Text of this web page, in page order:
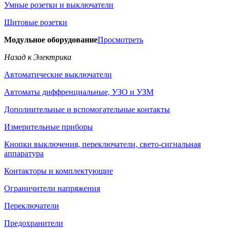
Умные розетки и выключатели
Щитовые розетки
Модульное оборудованиеПросмотреть
Назад к Электрика
Автоматические выключатели
Автоматы диффренциальные, УЗО и УЗМ
Дополнительные и вспомогательные контакты
Измерительные приборы
Кнопки выключения, переключатели, свето-сигнальная
аппаратура
Контакторы и комплектующие
Ограничители напряжения
Переключатели
Предохранители